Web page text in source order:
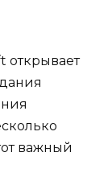
открывает
важный